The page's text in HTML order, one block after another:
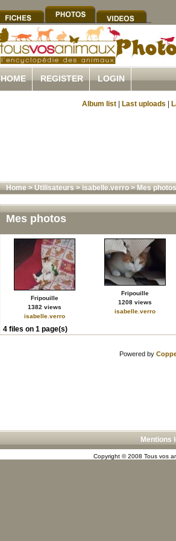
HOME REGISTER LOGIN
Album list Last uploads
Home>Utilisateurs>isabelle.verro>Mes photos
Mes photos
Fripouille
1382 views
isabelle.verro
Fripouille
1208 views
isabelle.verro
4 files on 1 page(s)
Powered by
Mentions
Copyright © 2008 Tous vos